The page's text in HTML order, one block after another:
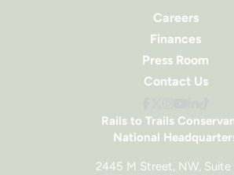
Rails to Trails
National
2445 M Street, NW, Suite
Careers
Finances
Press Room
Contact Us